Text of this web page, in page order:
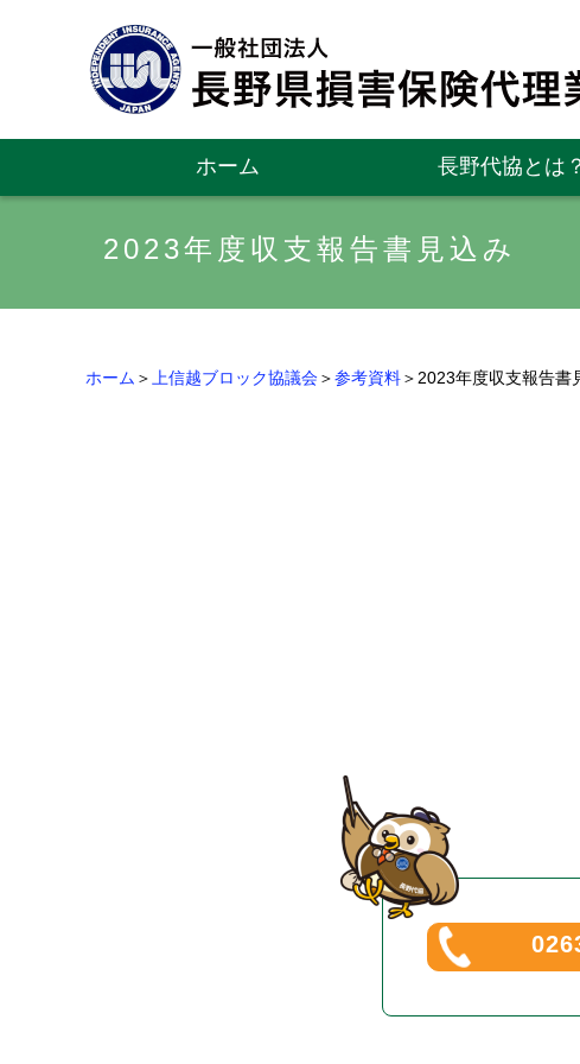
ホーム 長野代協とは？
2023年度収支報告書見込み
ホーム ＞ 上信越ブロック協議会＞参考資料＞2023年度収支報告書